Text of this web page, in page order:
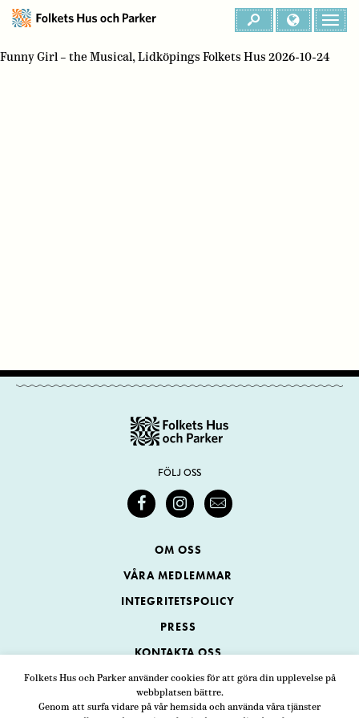
Folkets Hus och Parker använder cookies för att göra din upplevelse på
webbplatsen bättre.
Genom att surfa vidare på vår hemsida och använda våra tjänster
Funny Girl – the Musical, Lidköpings Folkets Hus 2026-10-24
FÖLJ OSS
OM OSS
VÅRA MEDLEMMAR
INTEGRITETSPOLICY
PRESS
KONTAKTA OSS
Folkets Hus och Parker